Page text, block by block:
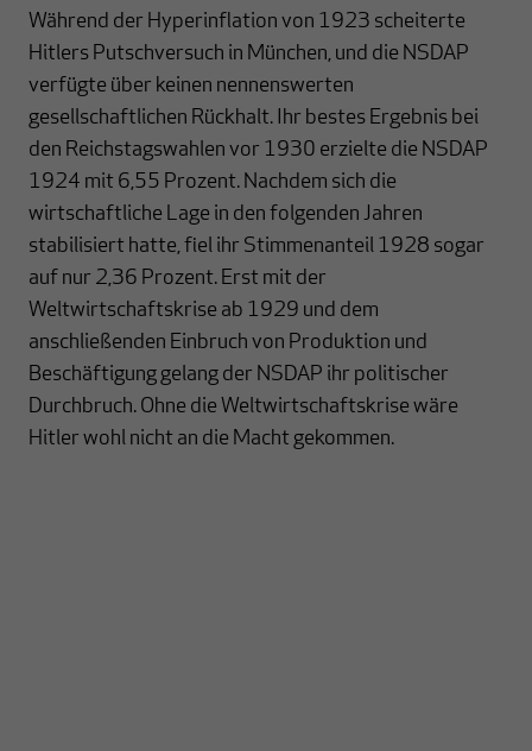
Während der Hyperinflation von 1923 scheiterte
Hitlers Putschversuch in München, und die NSDAP
verfügte über keinen nennenswerten
gesellschaftlichen Rückhalt. Ihr bestes Ergebnis bei
den Reichstagswahlen vor 1930 erzielte die NSDAP
1924 mit 6,55 Prozent. Nachdem sich die
wirtschaftliche Lage in den folgenden Jahren
stabilisiert hatte, fiel ihr Stimmenanteil 1928 sogar
auf nur 2,36 Prozent. Erst mit der
Weltwirtschaftskrise ab 1929 und dem
anschließenden Einbruch von Produktion und
Beschäftigung gelang der NSDAP ihr politischer
Durchbruch. Ohne die Weltwirtschaftskrise wäre
Hitler wohl nicht an die Macht gekommen.